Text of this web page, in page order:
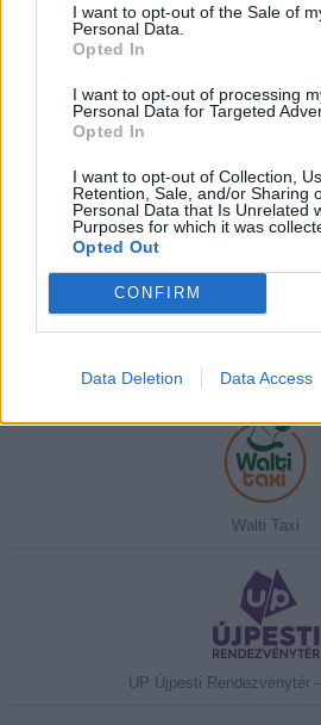
I want to opt-out of the Sale of
Personal Data.
Opted In
I want to opt-out of processing
Personal Data for Targeted
Opted In
I want to opt-out of Collection,
Retention, Sale, and/or Sharing
Personal Data that Is Unrelated
Purposes for which it was
Opted Out
CONFIRM
Data Deletion Data Access
Megismerem
Javasolj egy
Walti Taxi
UP Újpesti Rendezvénytér